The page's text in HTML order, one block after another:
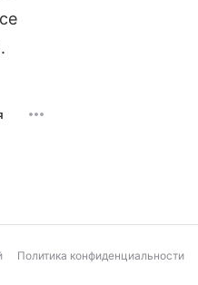
Политика конфиденциальности